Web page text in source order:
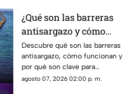
¿Qué son las barreras
antisargazo y cómo
ayudan a proteger las
playas de Quintana
Roo?
Descubre qué son las barreras
antisargazo, cómo funcionan y
por qué son clave para
proteger las playas de
agosto 07, 2026 02:00 p. m.